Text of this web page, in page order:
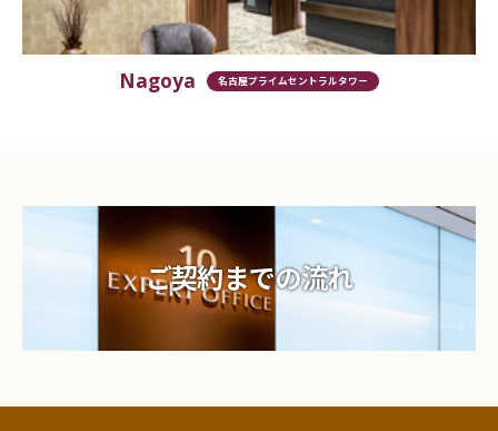
Nagoya 名古屋プライムセントラルタワー
ご契約までの流れ